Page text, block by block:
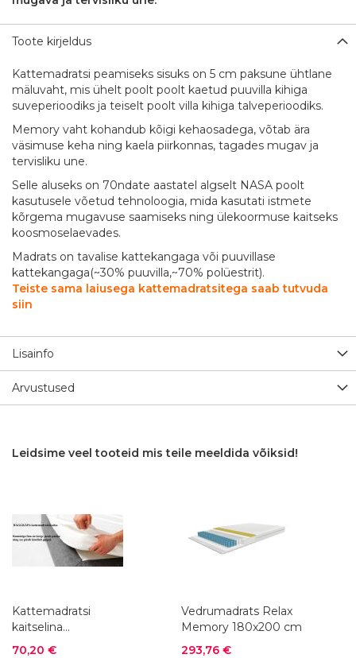
Toote kirjeldus
Kattemadratsi peamiseks sisuks on 5 cm paksune ühtlane
mäluvaht, mis ühelt poolt poolt kaetud puuvilla kihiga
suveperioodiks ja teiselt poolt villa kihiga talveperioodiks.
Memory vaht kohandub kõigi kehaosadega, võtab ära
väsimuse keha ning kaela piirkonnas, tagades mugav ja
tervisliku une.
Selle aluseks on 70ndate aastatel algselt NASA poolt
kasutusele võetud tehnoloogia, mida kasutati istmete
kõrgema mugavuse saamiseks ning ülekoormuse kaitseks
koosmoselaevades.
Madrats on tavalise kattekangaga või puuvillase
kattekangaga(~30% puuvilla,~70% polüestrit).
Teiste sama laiusega kattemadratsitega saab tutvuda
siin
Lisainfo
Arvustused
Leidsime veel tooteid mis teile meeldida võiksid!
Kattemadratsi
kaitselina
DAGGKÅPA, 180x200
Soodushind
70,20 €
Vedrumadrats Relax
Memory 180x200 cm
Soodushind
293,76 €